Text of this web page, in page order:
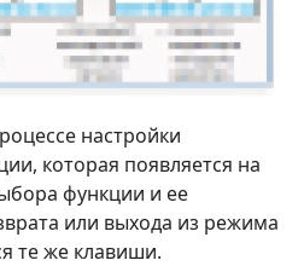
настройки
которая появляется на
функции и ее
или выхода из режима
те же клавиши.